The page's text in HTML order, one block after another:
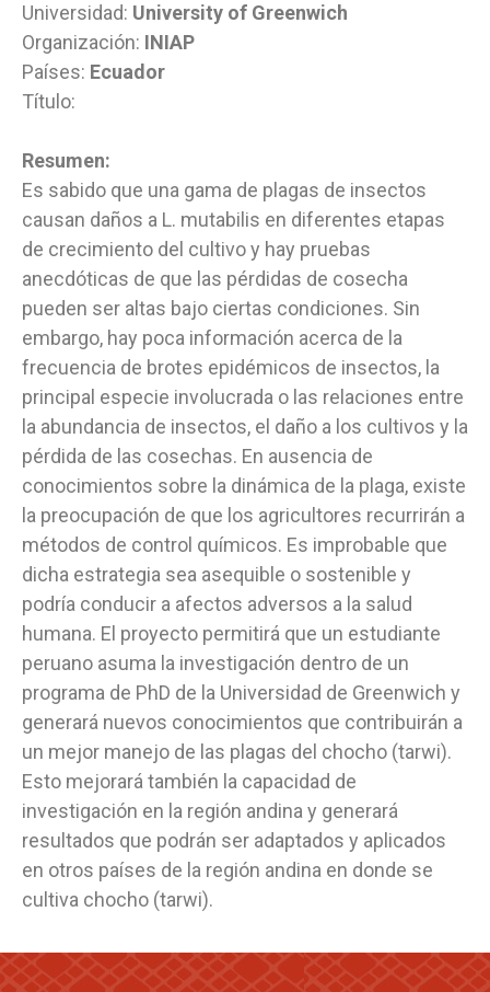
Universidad: University of Greenwich
Organización: INIAP
Países: Ecuador
Título:
Resumen:
Es sabido que una gama de plagas de insectos
causan daños a L. mutabilis en diferentes etapas
de crecimiento del cultivo y hay pruebas
anecdóticas de que las pérdidas de cosecha
pueden ser altas bajo ciertas condiciones. Sin
embargo, hay poca información acerca de la
frecuencia de brotes epidémicos de insectos, la
principal especie involucrada o las relaciones entre
la abundancia de insectos, el daño a los cultivos y la
pérdida de las cosechas. En ausencia de
conocimientos sobre la dinámica de la plaga, existe
la preocupación de que los agricultores recurrirán a
métodos de control químicos. Es improbable que
dicha estrategia sea asequible o sostenible y
podría conducir a afectos adversos a la salud
humana. El proyecto permitirá que un estudiante
peruano asuma la investigación dentro de un
programa de PhD de la Universidad de Greenwich y
generará nuevos conocimientos que contribuirán a
un mejor manejo de las plagas del chocho (tarwi).
Esto mejorará también la capacidad de
investigación en la región andina y generará
resultados que podrán ser adaptados y aplicados
en otros países de la región andina en donde se
cultiva chocho (tarwi).